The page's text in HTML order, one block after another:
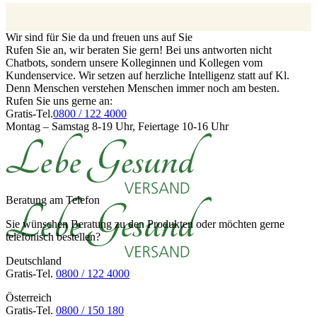
Wir sind für Sie da und freuen uns auf Sie
Rufen Sie an, wir beraten Sie gern! Bei uns antworten nicht
Chatbots, sondern unsere Kolleginnen und Kollegen vom
Kundenservice. Wir setzen auf herzliche Intelligenz statt auf Kl.
Denn Menschen verstehen Menschen immer noch am besten.
Rufen Sie uns gerne an:
Gratis-Tel.0800 / 122 4000
Montag – Samstag 8-19 Uhr, Feiertage 10-16 Uhr
Beratung am Telefon
Sie wünschen Beratung zu den Produkten oder möchten gerne
telefonisch bestellen?
Deutschland
Gratis-Tel. 0800 / 122 4000
Österreich
Gratis-Tel. 0800 / 150 180